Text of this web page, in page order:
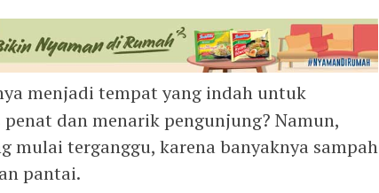
menjadi tempat yang indah untuk
dan menarik pengunjung? Namun,
mulai terganggu, karena banyaknya sampah
pantai.